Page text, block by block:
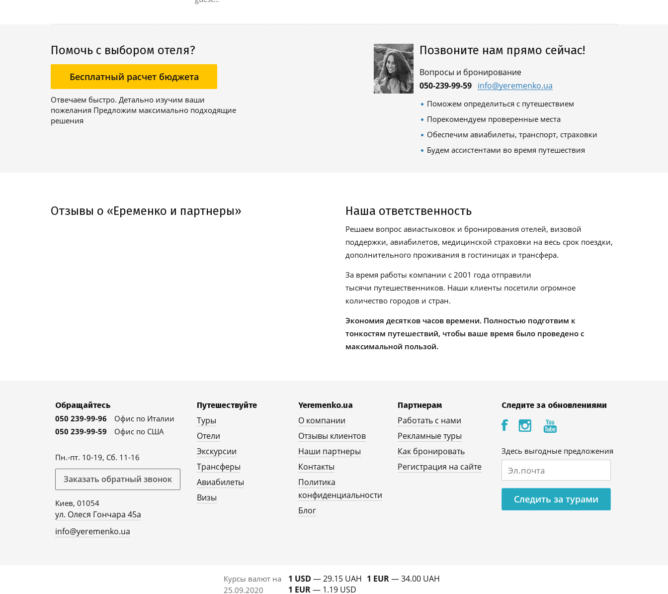
Помочь с выбором отеля?
Бесплатный расчет бюджета
Отвечаем быстро. Детально изучим ваши
пожелания Предложим максимально подходящие
решения
Позвоните нам прямо сейчас!
Вопросы и бронирование
050-239-99-59 info@yeremenko.ua
Поможем определиться с путешествием
Порекомендуем проверенные места
Обеспечим авиабилеты, транспорт, страховки
Будем ассистентами во время путешествия
Отзывы о «Еременко и партнеры» Наша ответственность
Решаем вопрос авиастыковок и бронирования отелей, визовой
поддержки, авиабилетов, медицинской страховки на весь срок поездки,
дополнительного проживания в гостиницах и трансфера.
За время работы компании с 2001 года отправили
тысячи путешественников. Наши клиенты посетили огромное
количество городов и стран.
Экономия десятков часов времени. Полностью подготвим к
тонкостям путешествий, чтобы ваше время было проведено с
максимальной пользой.
Обращайтесь
050 239-99-96
Офис по Италии
050 239-99-59
Офис по США
Пн.-пт. 10-19, Сб. 11-16
Заказать обратный звонок
Киев, 01054
ул. Олеся Гончара 45а
info@yeremenko.ua
Путешествуйте
Туры
Отели
Экскурсии
Трансферы
Авиабилеты
Визы
Yeremenko.ua
О компании
Отзывы клиентов
Наши партнеры
Контакты
Политика
конфиденциальности
Блог
Партнерам
Работать с нами
Рекламные туры
Как бронировать
Регистрация на сайте
Следите за обновлениями
Здесь выгодные предложения
Следить за турами
Курсы валют на
25.09.2020
1 USD — 29.15 UAH
1 EUR— 1.19 USD
1 EUR— 34.00 UAH